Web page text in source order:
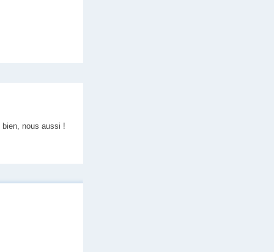
nous aussi !